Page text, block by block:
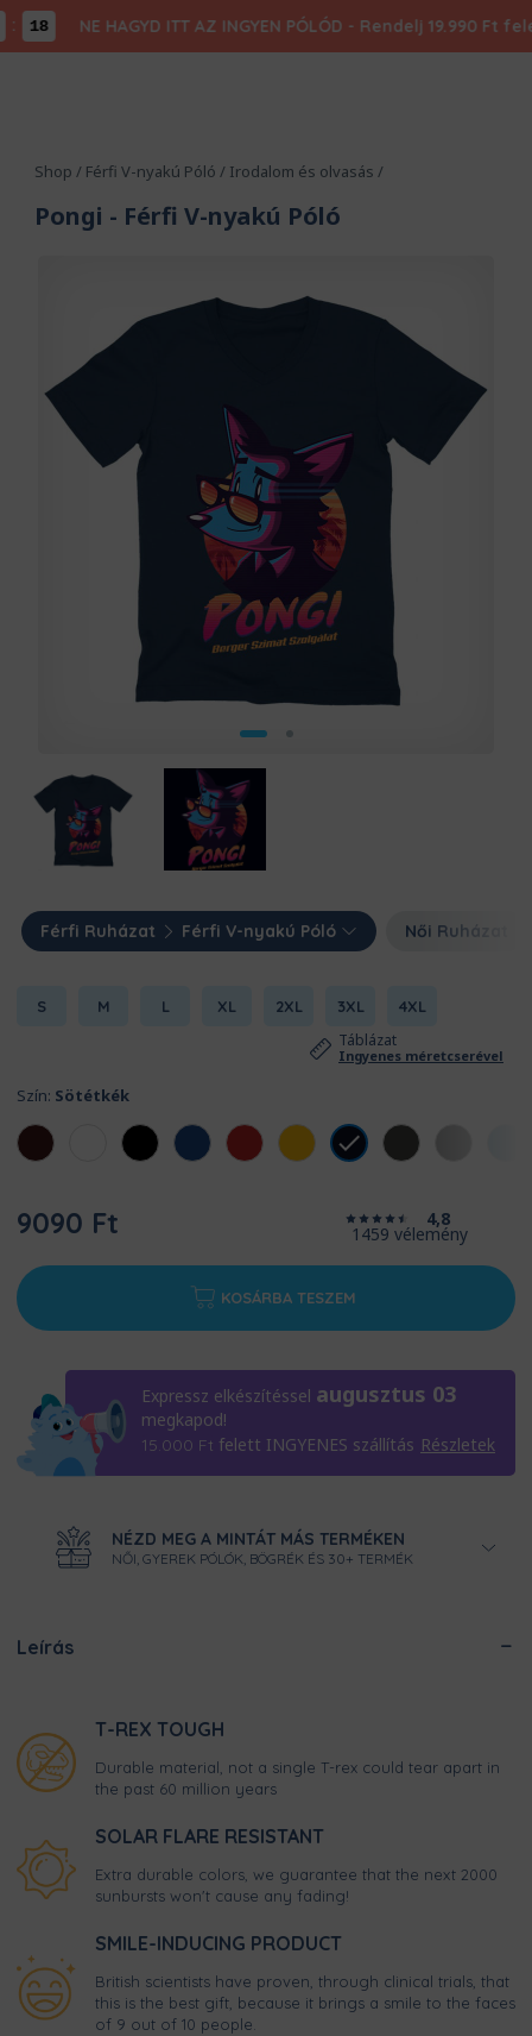
17 NE HAGYD ITT AZ INGYEN PÓLÓD - Rendelj 19.990 Ft
Shop / Férfi V-nyakú Póló / Irodalom és olvasás /
Pongi - Férfi V-nyakú Póló
Férfi Ruházat Férfi V-nyakú Póló Női Ruházat
S M L XL 2XL 3XL 4XL
Táblázat
Ingyenes méretcserével
Szín: Sötétkék
9090 Ft 4,8
1459 vélemény
KOSÁRBA TESZEM
Expressz elkészítéssel augusztus 03
megkapod!
15.000 Ft felett INGYENES szállítás Részletek
NÉZD MEG A MINTÁT MÁS TERMÉKEN
NŐI, GYEREK PÓLÓK, BÖGRÉK ÉS 30+ TERMÉK
Leírás
T-REX TOUGH
Durable material, not a single T-rex could tear apart in
the past 60 million years
SOLAR FLARE RESISTANT
Extra durable colors, we guarantee that the next 2000
sunbursts won't cause any fading!
SMILE-INDUCING PRODUCT
British scientists have proven, through clinical trials, that
this is the best gift, because it brings a smile to the faces
of 9 out of 10 people.